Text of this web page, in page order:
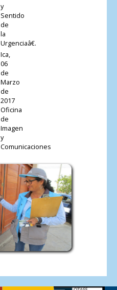
y
Sentido
de
la
Urgenciaâ€.
Ica,
06
de
Marzo
de
2017
Oficina
de
Imagen
y
Comunicaciones